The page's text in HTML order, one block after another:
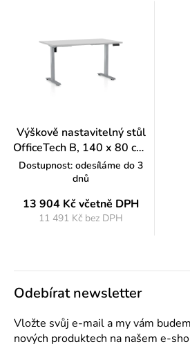
Výškově nastavitelný stůl
OfficeTech B, 140 x 80 cm,
šedá podnož, světle šedá
Dostupnost: odesíláme do 3
dnů
13 904 Kčvčetně DPH
11 491 Kč bez DPH
Odebírat newsletter
Vložte svůj e-mail a my vám
nových produktech na našem e-